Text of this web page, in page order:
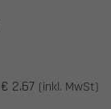
€ 2.67 (inkl. MwSt)